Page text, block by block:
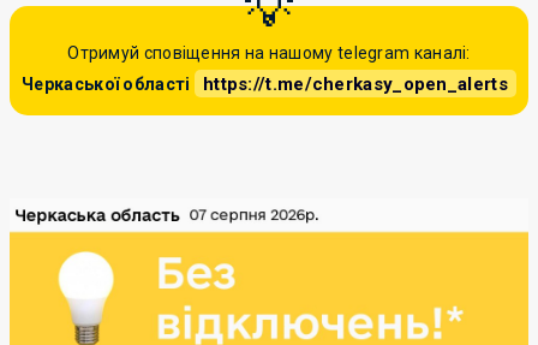
Отримуй сповіщення на нашому telegram каналі:
Черкаської області
https://t.me/cherkasy_open_alerts